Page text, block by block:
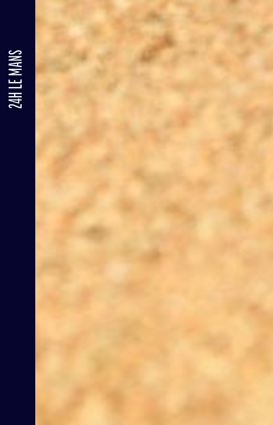
24H LE MANS